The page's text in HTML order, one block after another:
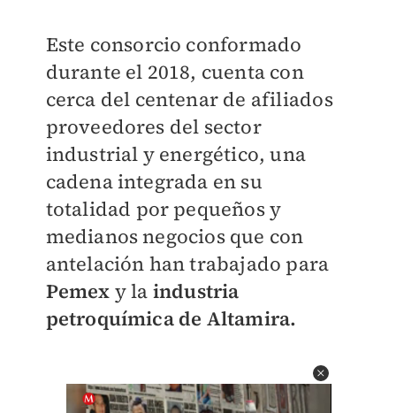
Este consorcio conformado
durante el 2018, cuenta con
cerca del centenar de afiliados
proveedores del sector
industrial y energético, una
cadena integrada en su
totalidad por pequeños y
medianos negocios que con
antelación han trabajado para
Pemex y la industria
petroquímica de Altamira.